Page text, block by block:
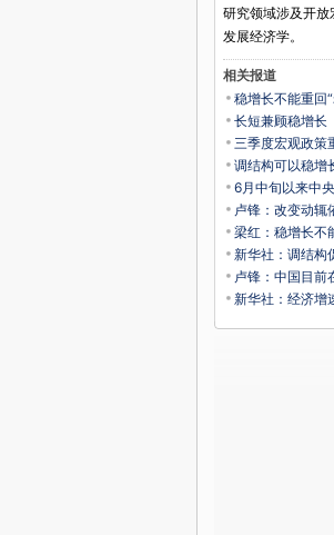
研究领域涉及开放
发展经济学。
相关报道
稳增长不能重回
长短兼顾稳增长
三季度宏观政策
调结构可以稳增
6月中旬以来中
卢锋：改变动辄
梁红：稳增长不
新华社：调结构
卢锋：中国目前
新华社：经济增